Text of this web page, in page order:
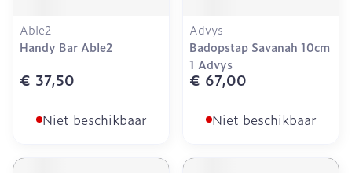
Able2
Handy Bar Able2
€ 37,50
Niet beschikbaar
Advys
Badopstap Savanah 10cm
1 Advys
€ 67,00
Niet beschikbaar